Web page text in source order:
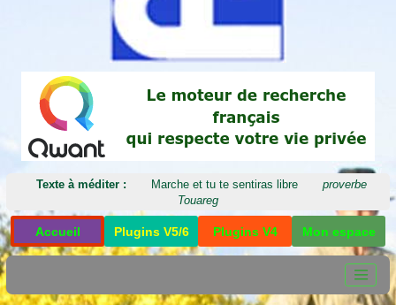
Texte à méditer : Marche et tu te sentiras libre
proverbe
Touareg
Accueil Plugins V5/6 Plugins V4 Mon espace